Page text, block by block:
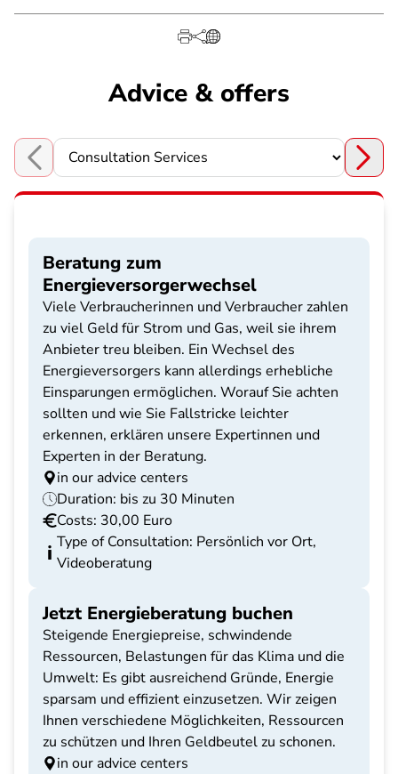
Advice & offers
Choose a section
Beratung zum
Energieversorgerwechsel
Viele Verbraucherinnen und Verbraucher zahlen
zu viel Geld für Strom und Gas, weil sie ihrem
Anbieter treu bleiben. Ein Wechsel des
Energieversorgers kann allerdings erhebliche
Einsparungen ermöglichen. Worauf Sie achten
sollten und wie Sie Fallstricke leichter
erkennen, erklären unsere Expertinnen und
Experten in der Beratung.
in our advice centers
Duration: bis zu 30 Minuten
Costs: 30,00 Euro
Type of Consultation: Persönlich vor Ort,
Videoberatung
Jetzt Energieberatung buchen
Steigende Energiepreise, schwindende
Ressourcen, Belastungen für das Klima und die
Umwelt: Es gibt ausreichend Gründe, Energie
sparsam und effizient einzusetzen. Wir zeigen
Ihnen verschiedene Möglichkeiten, Ressourcen
zu schützen und Ihren Geldbeutel zu schonen.
in our advice centers